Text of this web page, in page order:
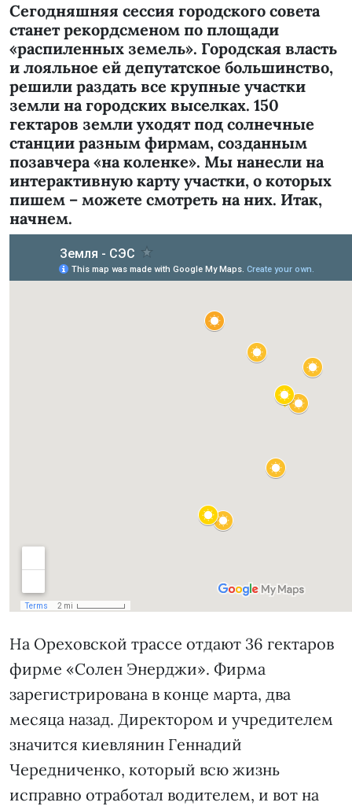
Сегодняшняя сессия городского совета
станет рекордсменом по площади
«распиленных земель». Городская власть
и лояльное ей депутатское большинство,
решили раздать все крупные участки
земли на городских выселках. 150
гектаров земли уходят под солнечные
станции разным фирмам, созданным
позавчера «на коленке». Мы нанесли на
интерактивную карту участки, о которых
пишем – можете смотреть на них. Итак,
начнем.
На Ореховской трассе отдают 36 гектаров
фирме «Солен Энерджи». Фирма
зарегистрирована в конце марта, два
месяца назад. Директором и учредителем
значится киевлянин Геннадий
Чередниченко, который всю жизнь
исправно отработал водителем, и вот на